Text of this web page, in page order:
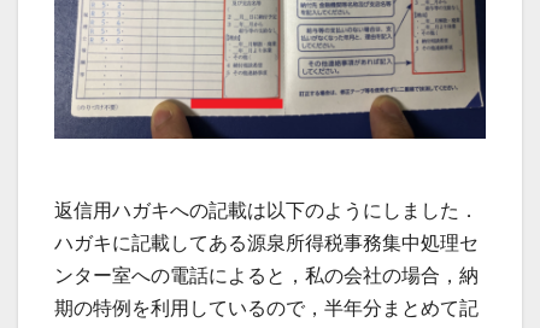
返信用ハガキへの記載は以下のようにしました．
ハガキに記載してある源泉所得税事務集中処理セ
ンター室への電話によると，私の会社の場合，納
期の特例を利用しているので，半年分まとめて記